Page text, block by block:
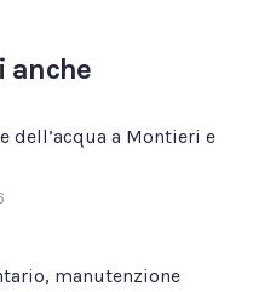
anche
dell’acqua a Montieri e
manutenzione